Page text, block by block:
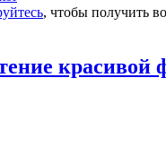
, чтобы получить
красивой